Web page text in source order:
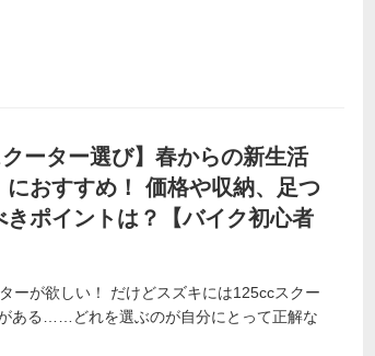
ーター選び】春からの新生活
におすすめ！ 価格や収納、足つ
きポイントは？【バイク初心者
ーが欲しい！ だけどスズキには125ccスクー
ある……どれを選ぶのが自分にとって正解な